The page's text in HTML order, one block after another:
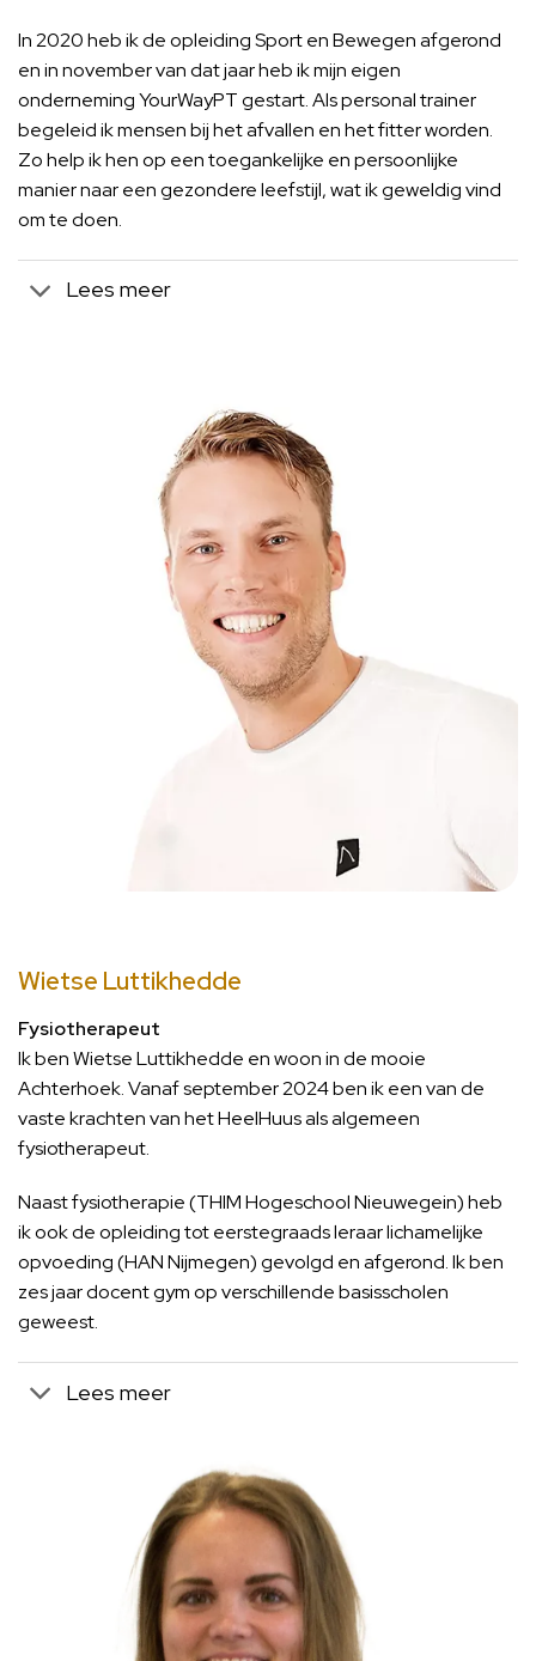
In 2020 heb ik de opleiding Sport en Bewegen afgerond
en in november van dat jaar heb ik mijn eigen
onderneming YourWayPT gestart. Als personal trainer
begeleid ik mensen bij het afvallen en het fitter worden.
Zo help ik hen op een toegankelijke en persoonlijke
manier naar een gezondere leefstijl, wat ik geweldig vind
om te doen.
Lees meer
Wietse Luttikhedde
Fysiotherapeut
Ik ben Wietse Luttikhedde en woon in de mooie
Achterhoek. Vanaf september 2024 ben ik een van de
vaste krachten van het HeelHuus als algemeen
fysiotherapeut.
Naast fysiotherapie (THIM Hogeschool Nieuwegein) heb
ik ook de opleiding tot eerstegraads leraar lichamelijke
opvoeding (HAN Nijmegen) gevolgd en afgerond. Ik ben
zes jaar docent gym op verschillende basisscholen
geweest.
Lees meer